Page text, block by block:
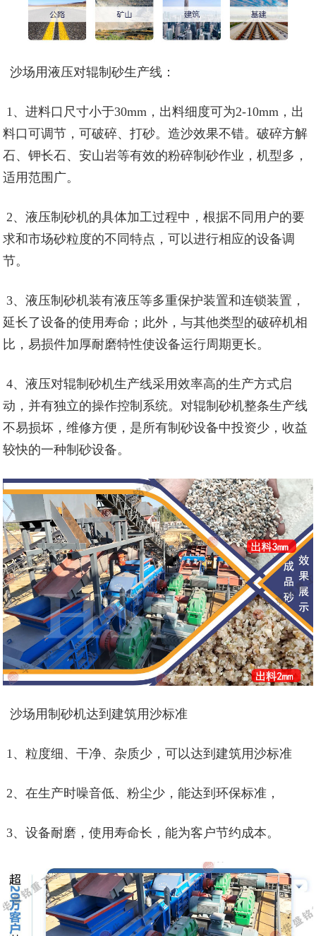
沙场用液压对辊制砂生产线：
1、进料口尺寸小于30mm，出料细度可为2-10mm，出
料口可调节，可破碎、打砂。造沙效果不错。破碎方解
石、钾长石、安山岩等有效的粉碎制砂作业，机型多，
适用范围广。
2、液压制砂机的具体加工过程中，根据不同用户的要
求和市场砂粒度的不同特点，可以进行相应的设备调
节。
3、液压制砂机装有液压等多重保护装置和连锁装置，
延长了设备的使用寿命；此外，与其他类型的破碎机相
比，易损件加厚耐磨特性使设备运行周期更长。
4、液压对辊制砂机生产线采用效率高的生产方式启
动，并有独立的操作控制系统。对辊制砂机整条生产线
不易损坏，维修方便，是所有制砂设备中投资少，收益
较快的一种制砂设备。
沙场用制砂机达到建筑用沙标准
1、粒度细、干净、杂质少，可以达到建筑用沙标准
2、在生产时噪音低、粉尘少，能达到环保标准，
3、设备耐磨，使用寿命长，能为客户节约成本。